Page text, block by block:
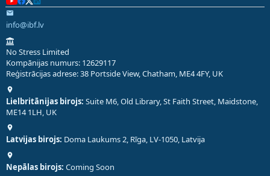
info@ibf.lv
No Stress Limited
Kompānijas numurs: 12629117
Reģistrācijas adrese: 38 Portside View, Chatham, ME4 4FY, UK
Lielbritānijas birojs: Suite M6, Old Library, St Faith Street, Maidstone,
ME14 1LH, UK
Latvijas birojs: Doma Laukums 2, Rīga, LV-1050, Latvija
Nepālas birojs: Coming Soon